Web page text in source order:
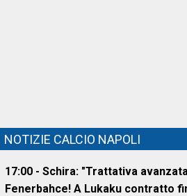
NOTIZIE CALCIO NAPOLI
17:00 - Schira: "Trattativa
Fenerbahce! A Lukaku contratto